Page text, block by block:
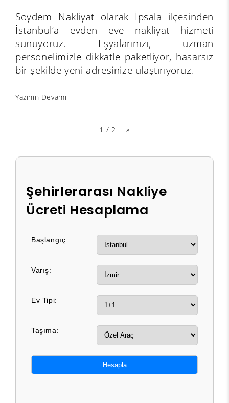
Soydem Nakliyat olarak İpsala ilçesinden
İstanbul’a evden eve nakliyat hizmeti
sunuyoruz. Eşyalarınızı, uzman
personelimizle dikkatle paketliyor, hasarsız
bir şekilde yeni adresinize ulaştırıyoruz.
Yazının Devamı
1 / 2 »
Şehirlerarası Nakliye
Ücreti Hesaplama
Başlangıç:
Varış:
Ev Tipi:
Taşıma:
Hesapla